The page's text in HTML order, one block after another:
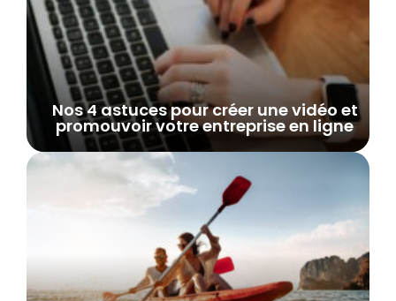
Nos 4 astuces pour créer une vidéo et
promouvoir votre entreprise en ligne